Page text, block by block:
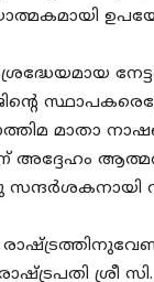
മാതാ
ശ്രീ സി.